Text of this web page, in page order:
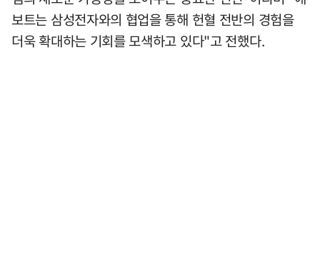
보트는 삼성전자와의 협업을 통해 헌혈 전반의 경험을
더욱 확대하는 기회를 모색하고 있다"고 전했다.